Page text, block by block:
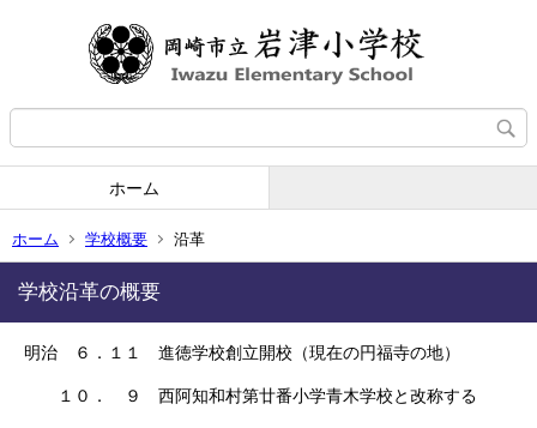
ホーム
ホーム 学校概要 沿革
学校沿革の概要
明治 ６．１１ 進徳学校創立開校（現在の円福寺の地）
１０． ９ 西阿知和村第廿番小学青木学校と改称する